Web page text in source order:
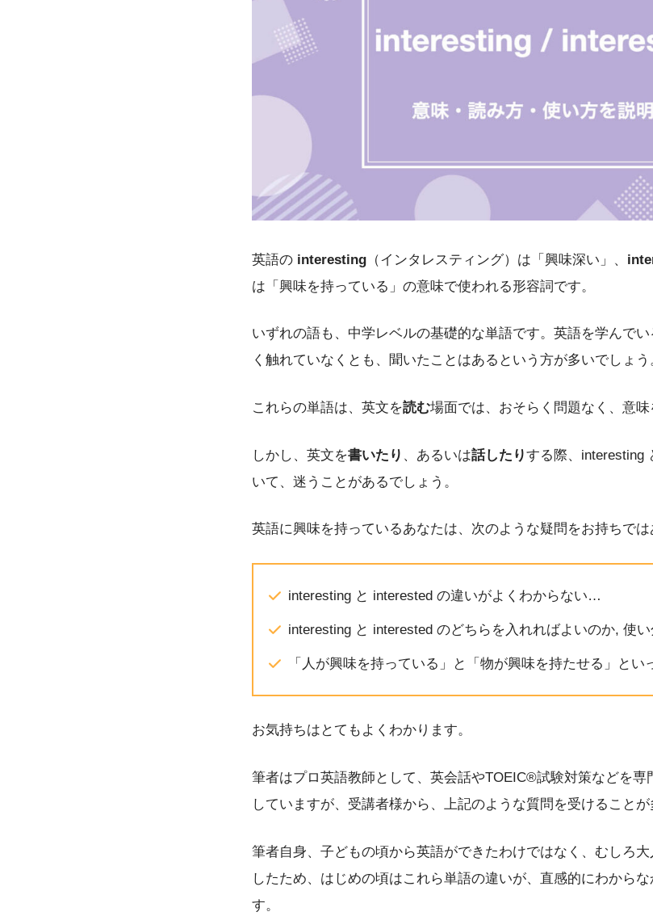
英語の interesting （インタレスティング）は「興味深い」、
は「興味を持っている」の意味で使われる形容詞です。
いずれの語も、中学レベルの基礎的な単語です。英語を学んで
く触れていなくとも、聞いたことはあるという方が多いでしょう
これらの単語は、英文を読む場面では、おそらく問題なく、意味
しかし、英文を書いたり 、あるいは話したりする際、interesting
いて、迷うことがあるでしょう。
英語に興味を持っているあなたは、次のような疑問をお持ちでは
interesting と interested の違いがよくわからない…
interesting と interested のどちらを入れればよいのか, 使
「人が興味を持っている」と「物が興味を持たせる」と
お気持ちはとてもよくわかります。
筆者はプロ英語教師として、英会話やTOEIC®試験対策などを専
していますが、受講者様から、上記のような質問を受けることが
筆者自身、子どもの頃から英語ができたわけではなく、むしろ
したため、はじめの頃はこれら単語の違いが、直感的にわから
す。